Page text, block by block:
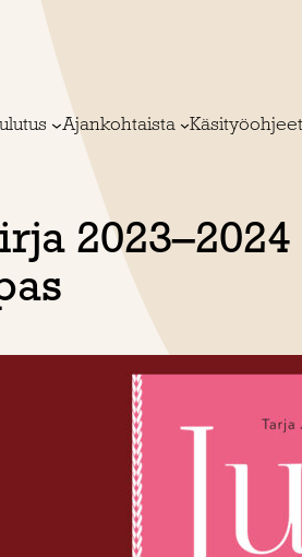
Ajankohtaista Käsityöohjeet
2023–2024